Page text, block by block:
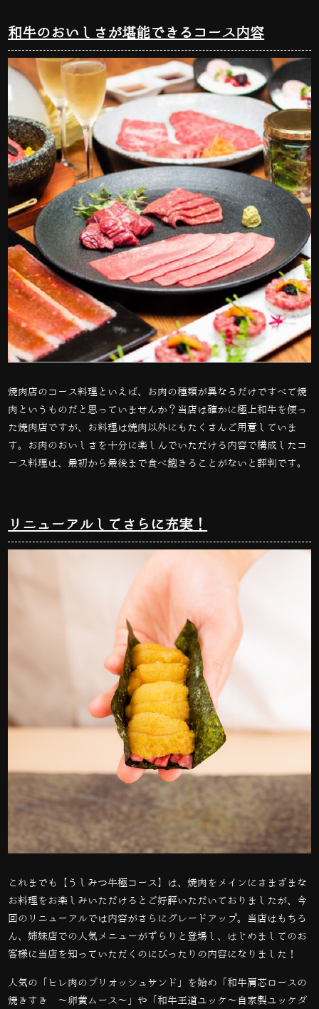
和牛のおいしさが堪能できるコース内容
焼肉店のコース料理といえば、お肉の種類が異なるだけですべて焼
肉というものだと思っていませんか？当店は確かに極上和牛を使っ
た焼肉店ですが、お料理は焼肉以外にもたくさんご用意していま
す。お肉のおいしさを十分に楽しんでいただける内容で構成したコ
ース料理は、最初から最後まで食べ飽きることがないと評判です。
リニューアルしてさらに充実！
これまでも【うしみつ牛極コース】は、焼肉をメインにさまざまな
お料理をお楽しみいただけるとご好評いただいておりましたが、今
回のリニューアルでは内容がさらにグレードアップ。当店はもちろ
ん、姉妹店での人気メニューがずらりと登場し、はじめましてのお
客様に当店を知っていただくのにぴったりの内容になりました！
人気の「ヒレ肉のブリオッシュサンド」を始め「和牛肩芯ロースの
焼きすき 〜卵黄ムース〜」や「和牛王道ユッケ～自家製ユッケダ